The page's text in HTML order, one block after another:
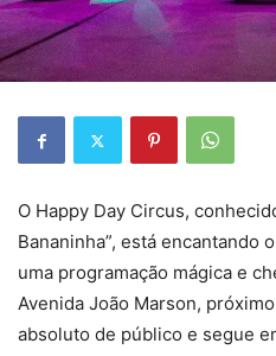
O Happy Day Circus,
Bananinha”, está encantando
uma programação mágica e
Avenida João Marson,
absoluto de público e segue